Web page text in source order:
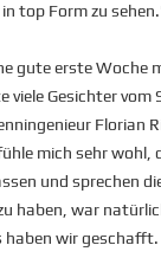
top Form zu
gute erste Woche
Gesichter vom
Florian
mich sehr wohl,
und sprechen
haben, war
haben wir